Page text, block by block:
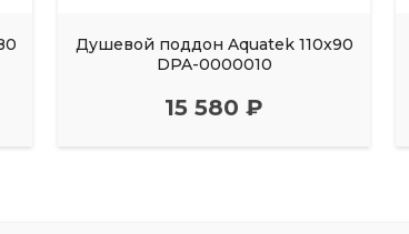
Душевой поддон Aquatek 110x90
DPA-0000010
15 580 ₽